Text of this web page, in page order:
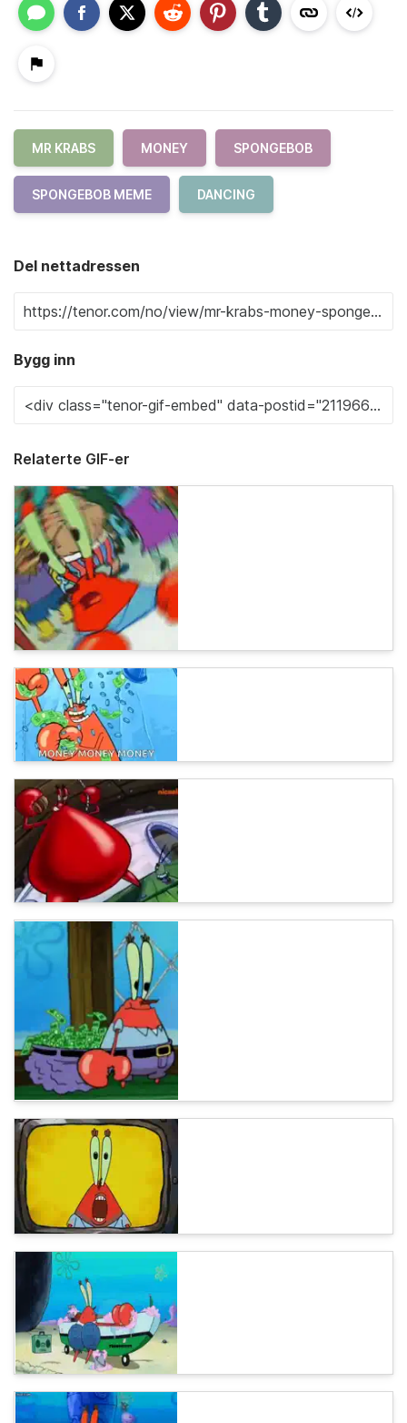
MR KRABS MONEY SPONGEBOB
SPONGEBOB MEME DANCING
Del nettadressen
Bygg inn
Relaterte GIF-er